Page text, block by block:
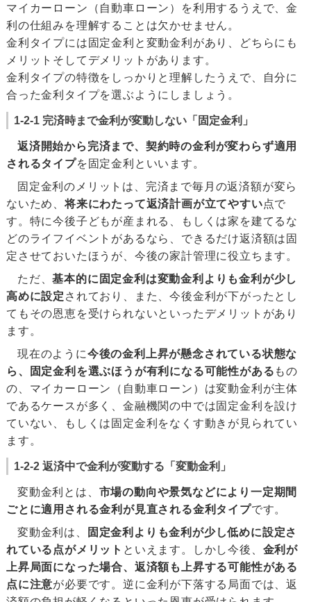
マイカーローン（自動車ローン）を利用するうえで、金
利の仕組みを理解することは欠かせません。
金利タイプには固定金利と変動金利があり、どちらにも
メリットそしてデメリットがあります。
金利タイプの特徴をしっかりと理解したうえで、自分に
合った金利タイプを選ぶようにしましょう。
1-2-1 完済時まで金利が変動しない「固定金利」
返済開始から完済まで、契約時の金利が変わらず適用
されるタイプを固定金利といいます。
固定金利のメリットは、完済まで毎月の返済額が変ら
ないため、将来にわたって返済計画が立てやすい点で
す。特に今後子どもが産まれる、もしくは家を建てるな
どのライフイベントがあるなら、できるだけ返済額は固
定させておいたほうが、今後の家計管理に役立ちます。
ただ、基本的に固定金利は変動金利よりも金利が少し
高めに設定 されており、また、今後金利が下がったとし
てもその恩恵を受けられないといったデメリットがあり
ます。
現在のように今後の金利上昇が懸念されている状態な
ら、固定金利を選ぶほうが有利になる可能性がある もの
の、マイカーローン（自動車ローン）は変動金利が主体
であるケースが多く、金融機関の中では固定金利を設け
ていない、もしくは固定金利をなくす動きが見られてい
ます。
1-2-2 返済中で金利が変動する「変動金利」
変動金利とは、 市場の動向や景気などにより一定期間
ごとに適用される金利が見直される金利タイプです。
変動金利は、
固定金利よりも金利が少し低めに設定さ
れている点がメリット といえます。しかし今後、 金利が
上昇局面になった場合、返済額も上昇する可能性がある
点に注意が必要です。逆に金利が下落する局面では、返